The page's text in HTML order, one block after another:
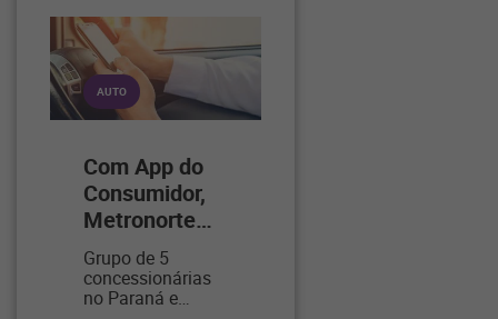
AUTO
Com App do
Consumidor,
Metronorte…
Grupo de 5
concessionárias
no Paraná e…